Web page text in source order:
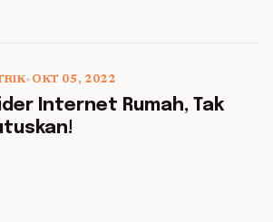
5 min read
• OKT 05, 2022
Internet Rumah, Tak